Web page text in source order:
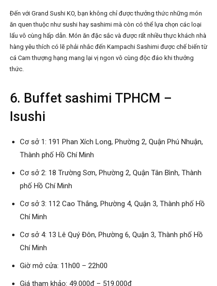
Đến với Grand Sushi KO, bạn không chỉ được thưởng thức những món
ăn quen thuộc như sushi hay sashimi mà còn có thể lựa chọn các loại
lẩu vô cùng hấp dẫn. Món ăn đặc sắc và được rất nhiều thực khách nhà
hàng yêu thích có lẽ phải nhắc đến Kampachi Sashimi được chế biến từ
cá Cam thượng hạng mang lại vị ngon vô cùng độc đáo khi thưởng
thức.
6. Buffet sashimi TPHCM –
Isushi
Cơ sở 1: 191 Phan Xích Long, Phường 2, Quận Phú Nhuận,
Thành phố Hồ Chí Minh
Cơ sở 2: 18 Trường Sơn, Phường 2, Quận Tân Bình, Thành
phố Hồ Chí Minh
Cơ sở 3: 112 Cao Thắng, Phường 4, Quận 3, Thành phố Hồ
Chí Minh
Cơ sở 4: 13 Lê Quý Đôn, Phường 6, Quận 3, Thành phố Hồ
Chí Minh
Giờ mở cửa: 11h00 – 22h00
Giá tham khảo: 49.000đ – 519.000đ